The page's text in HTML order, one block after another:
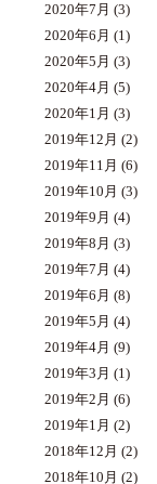
2020年7月 (3)
2020年6月 (1)
2020年5月 (3)
2020年4月 (5)
2020年1月 (3)
2019年12月 (2)
2019年11月 (6)
2019年10月 (3)
2019年9月 (4)
2019年8月 (3)
2019年7月 (4)
2019年6月 (8)
2019年5月 (4)
2019年4月 (9)
2019年3月 (1)
2019年2月 (6)
2019年1月 (2)
2018年12月 (2)
2018年10月 (2)